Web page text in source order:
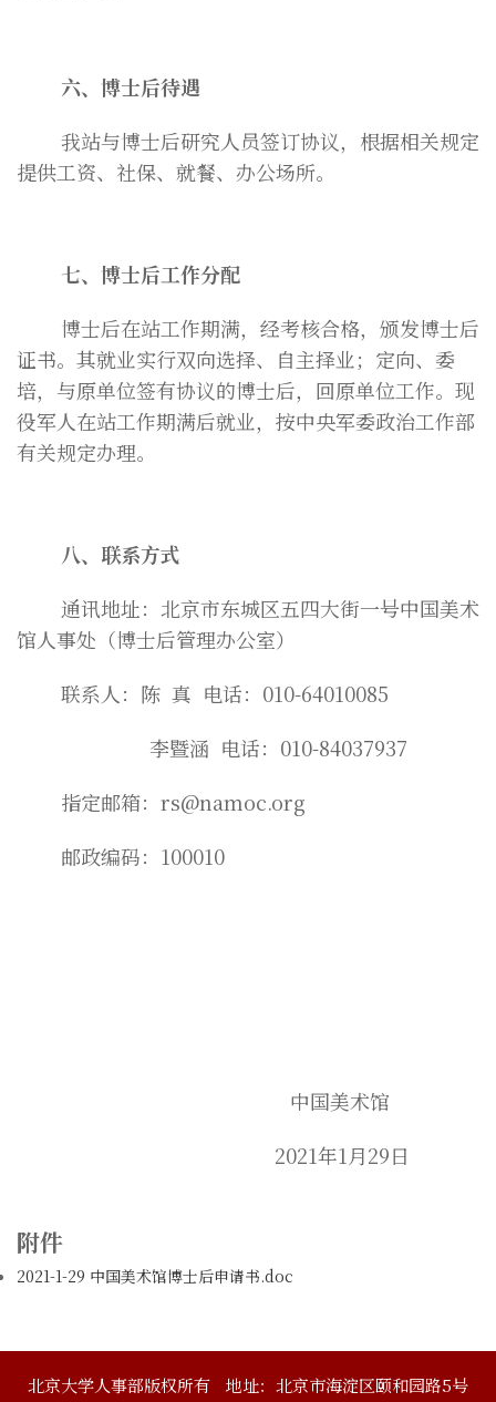
六、博士后待遇
我站与博士后研究人员签订协议，根据相关规定
提供工资、社保、就餐、办公场所。
七、博士后工作分配
博士后在站工作期满，经考核合格，颁发博士后
证书。其就业实行双向选择、自主择业；定向、委
培，与原单位签有协议的博士后，回原单位工作。现
役军人在站工作期满后就业，按中央军委政治工作部
有关规定办理。
八、联系方式
通讯地址：北京市东城区五四大街一号中国美术
馆人事处（博士后管理办公室）
联系人：陈 真 电话：010-64010085
李暨涵 电话：010-84037937
指定邮箱：rs@namoc.org
邮政编码：100010
中国美术馆
2021年1月29日
附件
2021-1-29 中国美术馆博士后申请书.doc
北京大学人事部版权所有
地址：北京市海淀区颐和园路5号